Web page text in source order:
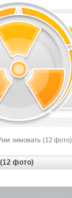
зимовать (12 фото)
фото)